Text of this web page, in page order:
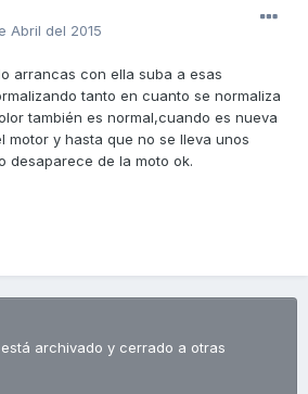
Abril del 2015
arrancas con ella suba a esas
tanto en cuanto se normaliza
también es normal,cuando es nueva
motor y hasta que no se lleva unos
desaparece de la moto ok.
archivado y cerrado a otras